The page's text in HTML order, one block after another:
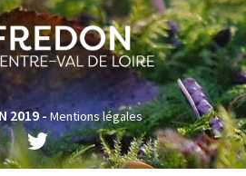
2019 -Mentions légales